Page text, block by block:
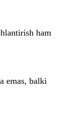
ham
emas, balki